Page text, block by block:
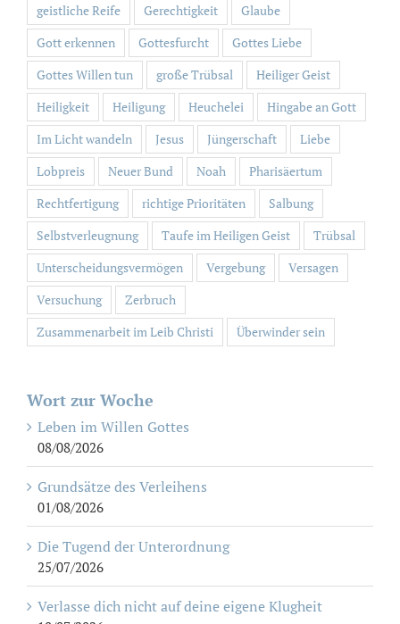
geistliche Reife
Gerechtigkeit
Glaube
Gott erkennen
Gottesfurcht
Gottes Liebe
Gottes Willen tun
große Trübsal
Heiliger Geist
Heiligkeit
Heiligung Heuchelei
Hingabe an Gott
Im Licht wandeln
Jesus Jüngerschaft
Liebe
Lobpreis
Neuer Bund Noah
Pharisäertum
Rechtfertigung
richtige Prioritäten
Salbung
Selbstverleugnung
Taufe im Heiligen Geist
Trübsal
Unterscheidungsvermögen
Vergebung
Versagen
Versuchung
Zerbruch
Zusammenarbeit im Leib Christi
Überwinder sein
Wort zur Woche
Leben im Willen Gottes
08/08/2026
Grundsätze des Verleihens
01/08/2026
Die Tugend der Unterordnung
25/07/2026
Verlasse dich nicht auf deine eigene Klugheit